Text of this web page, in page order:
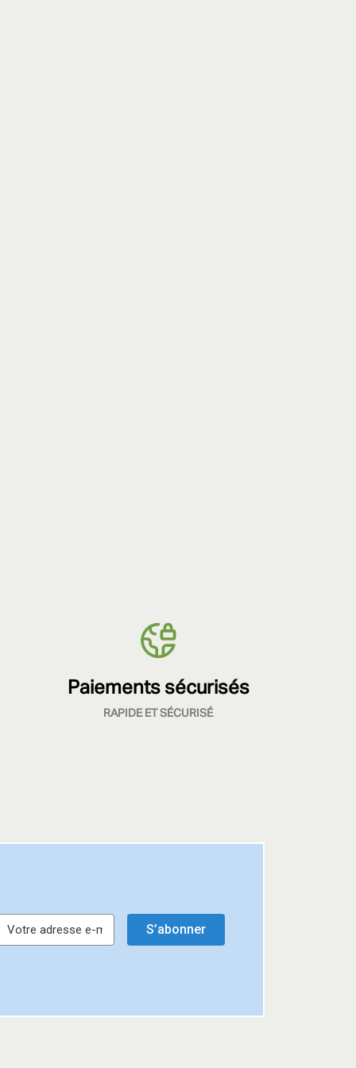
Paiements sécurisés
RAPIDE ET SÉCURISÉ
S’abonner